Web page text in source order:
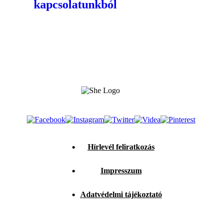
kapcsolatunkból
Hírlevél feliratkozás
Impresszum
Adatvédelmi tájékoztató